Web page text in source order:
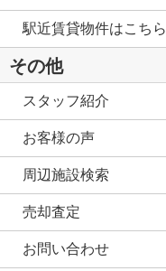
駅近賃貸物件はこちら
その他
スタッフ紹介
お客様の声
周辺施設検索
売却査定
お問い合わせ